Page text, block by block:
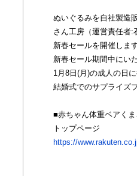
ぬいぐるみを自社製造
さん工房（運営責任者:
新春セールを開催します
新春セール期間中にい
1月8日(月)の成人の日
結婚式でのサプライズ
■赤ちゃん体重ベアく
トップページ
https://